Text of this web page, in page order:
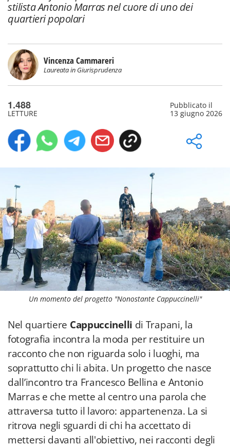
stilista Antonio Marras nel cuore di uno dei
quartieri popolari
Vincenza Cammareri
Laureata in Giurisprudenza
1.488
LETTURE
Pubblicato il
13 giugno 2026
Un momento del progetto "Nonostante Cappuccinelli"
Nel quartiere Cappuccinelli di Trapani, la
fotografia incontra la moda per restituire un
racconto che non riguarda solo i luoghi, ma
soprattutto chi li abita. Un progetto che nasce
dall’incontro tra Francesco Bellina e Antonio
Marras e che mette al centro una parola che
attraversa tutto il lavoro: appartenenza. La si
ritrova negli sguardi di chi ha accettato di
mettersi davanti all'obiettivo, nei racconti degli